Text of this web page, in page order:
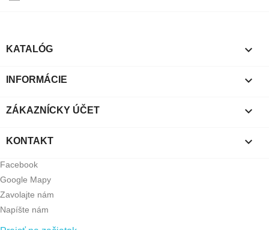
KATALÓG 
INFORMÁCIE 
ZÁKAZNÍCKY ÚČET 
KONTAKT 
Facebook
Google Mapy
Zavolajte nám
Napíšte nám